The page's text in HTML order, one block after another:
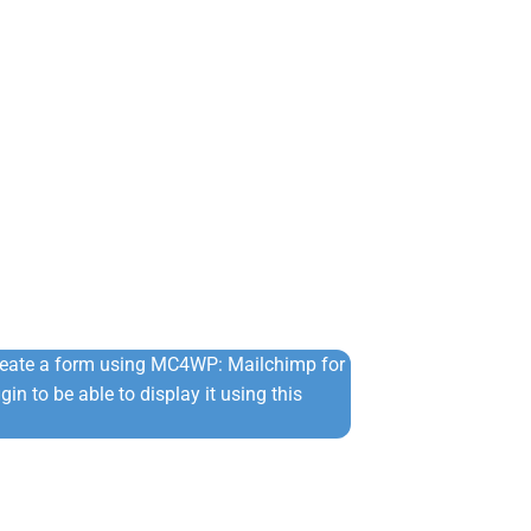
a form using MC4WP: Mailchimp for
to be able to display it using this